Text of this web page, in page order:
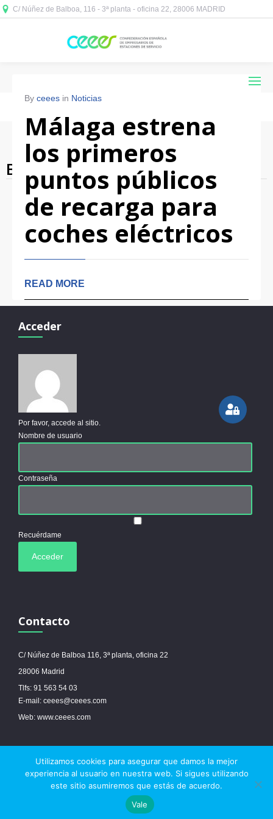
C/ Núñez de Balboa, 116 - 3ª planta - oficina 22, 28006 MADRID
Blog Archives
By ceees in Noticias
Málaga estrena
los primeros
puntos públicos
de recarga para
coches eléctricos
READ MORE
Acceder
Por favor, accede al sitio.
Nombre de usuario
Contraseña
Recuérdame
Contacto
C/ Núñez de Balboa 116, 3ª planta, oficina 22
28006 Madrid
Tlfs: 91 563 54 03
E-mail: ceees@ceees.com
Web: www.ceees.com
© 2017 Ceees - Sitio web desarrollado por espa.es-Aviso legal -Política de
Utilizamos cookies para asegurar que damos la mejor
experiencia al usuario en nuestra web. Si sigues utilizando
este sitio asumiremos que estás de acuerdo.
Vale